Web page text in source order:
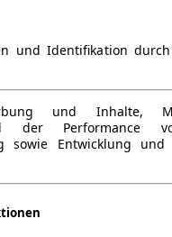
und Identifikation
und Inhalte,
der Performance
sowie Entwicklung und